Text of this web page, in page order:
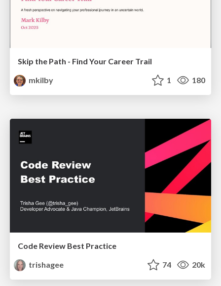
Skip the Path - Find Your Career Trail
mkilby
1 180
Code Review Best Practice
trishagee
74 20k